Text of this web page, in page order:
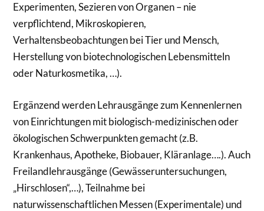
Experimenten, Sezieren von Organen – nie
verpflichtend, Mikroskopieren,
Verhaltensbeobachtungen bei Tier und Mensch,
Herstellung von biotechnologischen Lebensmitteln
oder Naturkosmetika, …).
Ergänzend werden Lehrausgänge zum Kennenlernen
von Einrichtungen mit biologisch-medizinischen oder
ökologischen Schwerpunkten gemacht (z.B.
Krankenhaus, Apotheke, Biobauer, Kläranlage….). Auch
Freilandlehrausgänge (Gewässeruntersuchungen,
„Hirschlosen“,…), Teilnahme bei
naturwissenschaftlichen Messen (Experimentale) und